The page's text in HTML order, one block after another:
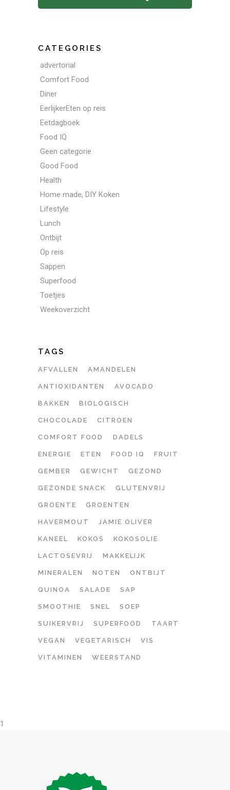
CATEGORIES
advertorial
Comfort Food
Diner
EerlijkerEten op reis
Eetdagboek
Food IQ
Geen categorie
Good Food
Health
Home made, DIY Koken
Lifestyle
Lunch
Ontbijt
Op reis
Sappen
Superfood
Toetjes
Weekoverzicht
TAGS
AFVALLEN AMANDELEN
ANTIOXIDANTEN AVOCADO
BAKKEN BIOLOGISCH
CHOCOLADE CITROEN
COMFORT FOOD DADELS
ENERGIE ETEN FOOD IQ FRUIT
GEMBER GEWICHT GEZOND
GEZONDE SNACK GLUTENVRIJ
GROENTE GROENTEN
HAVERMOUT JAMIE OLIVER
KANEEL KOKOS KOKOSOLIE
LACTOSEVRIJ MAKKELIJK
MINERALEN NOTEN ONTBIJT
QUINOA SALADE SAP
SMOOTHIE SNEL SOEP
SUIKERVRIJ SUPERFOOD TAART
VEGAN VEGETARISCH VIS
VITAMINEN WEERSTAND
1